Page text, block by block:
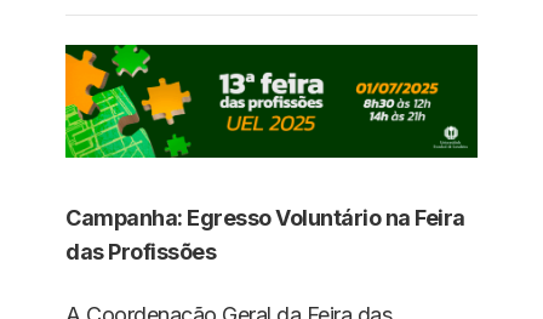
Campanha: Egresso Voluntário na Feira
das Profissões